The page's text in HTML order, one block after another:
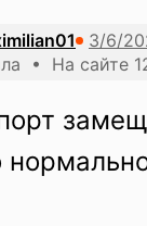
• На сайте